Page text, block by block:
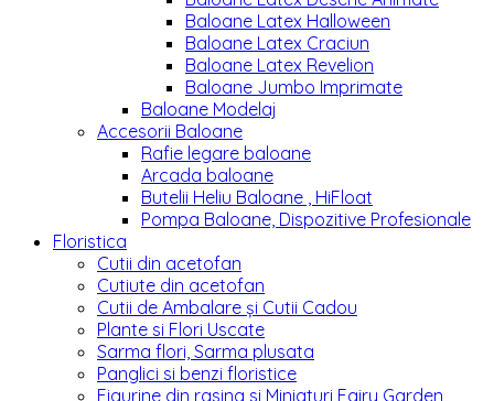
Baloane Latex Halloween
Baloane Latex Craciun
Baloane Latex Revelion
Baloane Jumbo Imprimate
Baloane Modelaj
Accesorii Baloane
Rafie legare baloane
Arcada baloane
Butelii Heliu Baloane , HiFloat
Pompa Baloane, Dispozitive Profesionale
Floristica
Cutii din acetofan
Cutiute din acetofan
Cutii de Ambalare și Cutii Cadou
Plante si Flori Uscate
Sarma flori, Sarma plusata
Panglici si benzi floristice
Figurine din rasina si Miniaturi Fairy Garden